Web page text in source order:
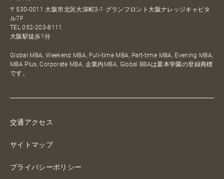
〒530-0011 大阪市北区大深町3-1 グランフロント大阪ナレッジキャピタ
ル7F
TEL052-203-8111
大阪駅徒歩1分
Global MBA, Weekend MBA, Full-time MBA, Part-time MBA, Evening MBA,
MBA Plus, Corporate MBA, 企業内MBA, Global BBAは栗本学園の登録商標
です。
交通アクセス
サイトマップ
プライバシーポリシー